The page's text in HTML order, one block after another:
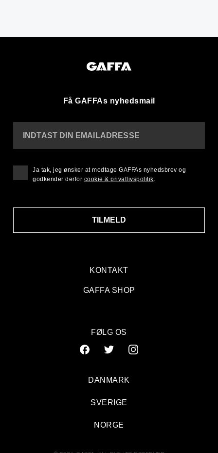
Få GAFFAs nyhedsmail
KONTAKT
GAFFA SHOP
INDTAST DIN EMAILADRESSE
TILMELD
Ja tak, jeg ønsker at modtage GAFFAs nyhedsbrev og
godkender derfor cookie & privatlivspolitik.
FØLG OS
DANMARK
SVERIGE
NORGE